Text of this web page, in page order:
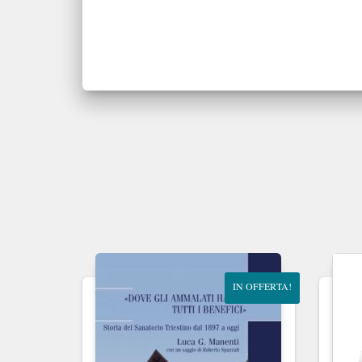
IN OFFERTA!